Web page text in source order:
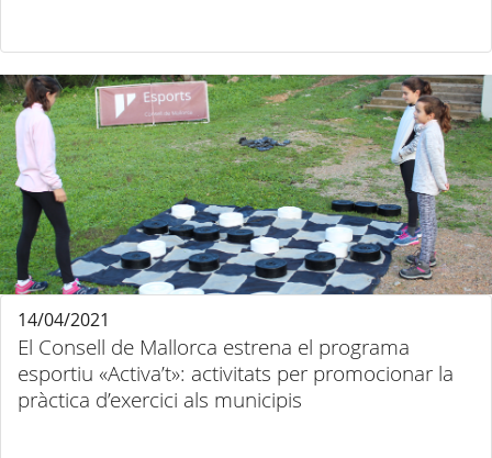
El Consell de Mallorca estrena el programa
esportiu «Activa’t»: activitats per promocionar la
pràctica d’exercici als municipis
14/04/2021